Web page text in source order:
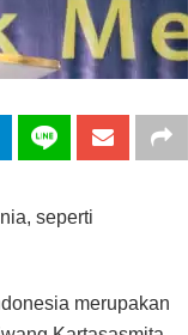
seperti
merupakan